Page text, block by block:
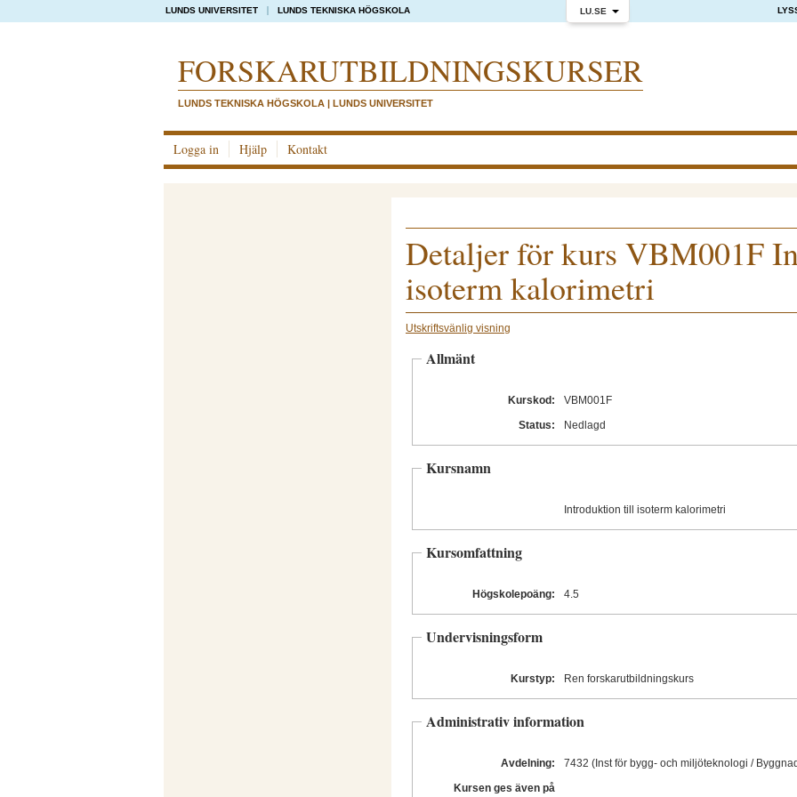
LU.SE
LUNDS UNIVERSITET LUNDS TEKNISKA HÖGSKOLA
FORSKAR­UTBILDNINGS­KURSER
LUNDS TEKNISKA HÖGSKOLA | LUNDS UNIVERSITET
Logga in Hjälp Kontakt
Detaljer för kurs VBM001F
isoterm kalorimetri
Utskriftsvänlig visning
Allmänt
Kurskod:
VBM001F
Status:
Nedlagd
Kursnamn
Introduktion till isoterm kalorimetri
Kursomfattning
Högskolepoäng: 4.5
Undervisningsform
Kurstyp: Ren forskarutbildningskurs
Administrativ information
Avdelning:
7432 (Inst för bygg- och miljöteknologi /
Kursen ges även på